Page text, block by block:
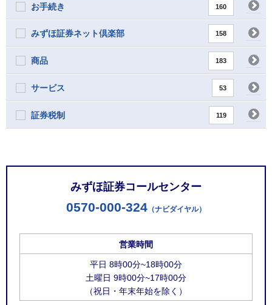
お手続き 160
みずほ証券ネット倶楽部 158
商品 183
サービス 53
証券税制 119
みずほ証券コールセンター
0570-000-324 （ナビダイヤル）
営業時間
平日 8時00分~18時00分
土曜日 9時00分~17時00分
（祝日・年末年始を除く）